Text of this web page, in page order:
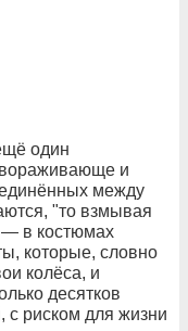
один
и
между
"то взмывая
— в костюмах
которые, словно
колёса, и
десятков
с риском для жизни